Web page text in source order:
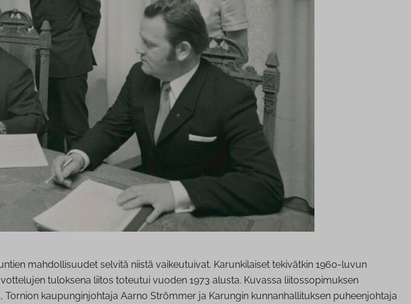
mahdollisuudet selvitä niistä vaikeutuivat. Karunkilaiset tekivätkin 1960-luvun
tuloksena liitos toteutui vuoden 1973 alusta. Kuvassa liitossopimuksen
kaupunginjohtaja Aarno Strömmer ja Karungin kunnanhallituksen puheenjohtaja